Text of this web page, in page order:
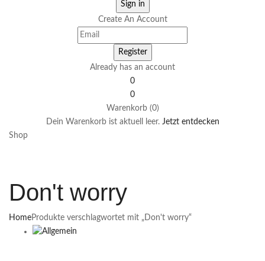
Create An Account
Already has an account
0
0
Warenkorb (0)
Dein Warenkorb ist aktuell leer. Jetzt entdecken
Shop
Don't worry
HomeProdukte verschlagwortet mit „Don't worry“